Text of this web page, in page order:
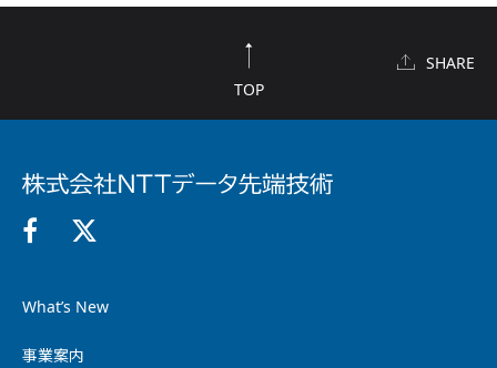
TOP
SHARE
What’s New
事業案内